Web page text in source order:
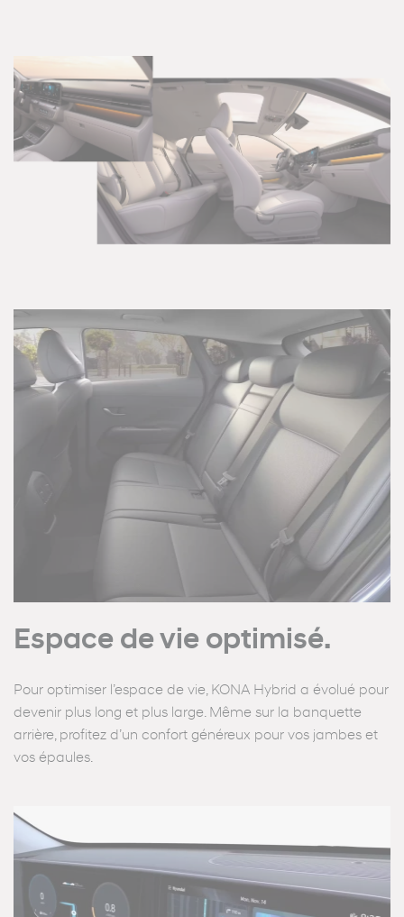
Espace de vie optimisé.
Pour optimiser l’espace de vie, KONA Hybrid a évolué pour
devenir plus long et plus large. Même sur la banquette
arrière, profitez d’un confort généreux pour vos jambes et
vos épaules.